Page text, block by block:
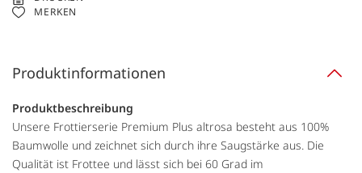
MERKEN
Produktinformationen
Produktbeschreibung
Unsere Frottierserie Premium Plus altrosa besteht aus 100%
Baumwolle und zeichnet sich durch ihre Saugstärke aus. Die
Qualität ist Frottee und lässt sich bei 60 Grad im